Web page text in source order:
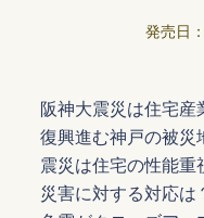
発売日：
阪神大震災は住宅産
復興進む神戸の被災
震災は住宅の性能重
災害に対する対応は